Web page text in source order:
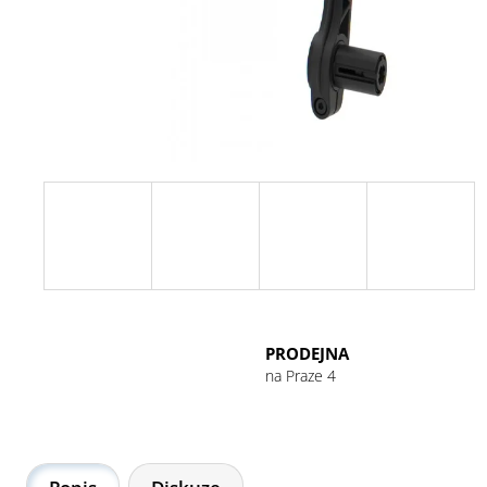
PRODEJNA
na Praze 4
GU ENERGY GEL 32G CHOCOLATE